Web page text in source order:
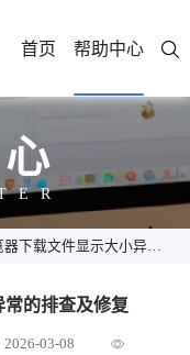
首页 帮助中心
载文件显示大小异常的排查及修复
的排查及修复
2026-03-08